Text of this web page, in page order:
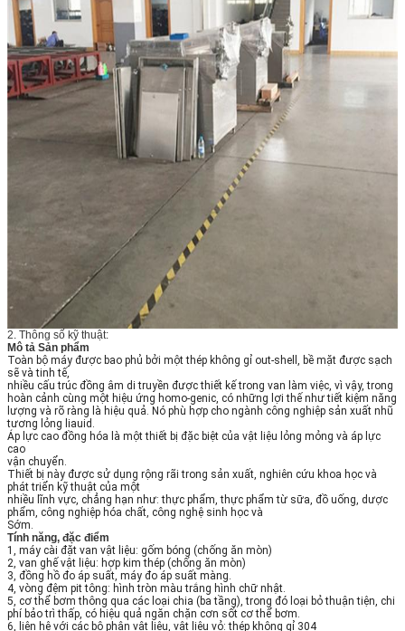
2. Thông số kỹ thuật:
Mô tả Sản phẩm
Toàn bộ máy được bao phủ bởi một thép không gỉ out-shell, bề mặt được sạch
sẽ và tinh tế,
nhiều cấu trúc đồng âm di truyền được thiết kế trong van làm việc, vì vậy, trong
hoàn cảnh cùng một hiệu ứng homo-genic, có những lợi thế như tiết kiệm năng
lượng và rõ ràng là hiệu quả. Nó phù hợp cho ngành công nghiệp sản xuất nhũ
tương lỏng liauid.
Áp lực cao đồng hóa là một thiết bị đặc biệt của vật liệu lỏng mỏng và áp lực
cao
vận chuyển.
Thiết bị này được sử dụng rộng rãi trong sản xuất, nghiên cứu khoa học và
phát triển kỹ thuật của một
nhiều lĩnh vực, chẳng hạn như: thực phẩm, thực phẩm từ sữa, đồ uống, dược
phẩm, công nghiệp hóa chất, công nghệ sinh học và
Sớm.
Tính năng, đặc điểm
1, máy cài đặt van vật liệu: gốm bóng (chống ăn mòn)
2, van ghế vật liệu: hợp kim thép (chống ăn mòn)
3, đồng hồ đo áp suất, máy đo áp suất màng.
4, vòng đệm pit tông: hình tròn màu trắng hình chữ nhật.
5, cơ thể bơm thông qua các loại chia (ba tầng), trong đó loại bỏ thuận tiện, chi
phí bảo trì thấp, có hiệu quả ngăn chặn cơn sốt cơ thể bơm.
6, liên hệ với các bộ phận vật liệu, vật liệu vỏ: thép không gỉ 304